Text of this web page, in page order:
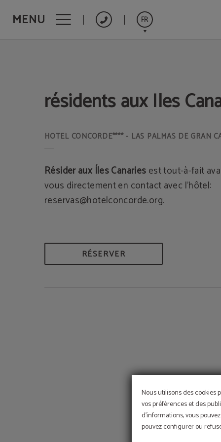
Nous utilisons des cookies
vos préférences et des
d'informations, vous
pouvez configurer ou
MENU FR
Deutsch
Résidents Aux Iles Canaries de l´Hôtel Hotel Concorde**** - Las Palmas de
résidents aux Iles
Résider aux Íles Canariesest tout-à-fait
vous directement en contact avec l’hôtel:
reservas@hotelconcorde.org.
RÉSERVER